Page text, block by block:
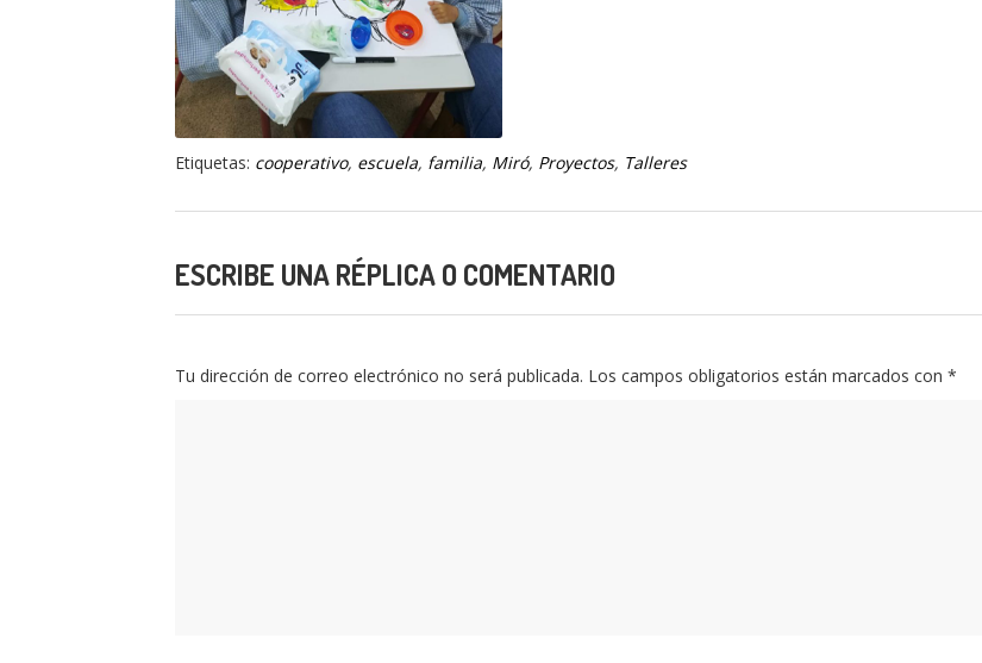
Etiquetas: cooperativo, escuela, familia, Miró, Proyectos, Talleres
ESCRIBE UNA RÉPLICA O COMENTARIO
Tu dirección de correo electrónico no será publicada. Los campos obligatorios están marcados con *